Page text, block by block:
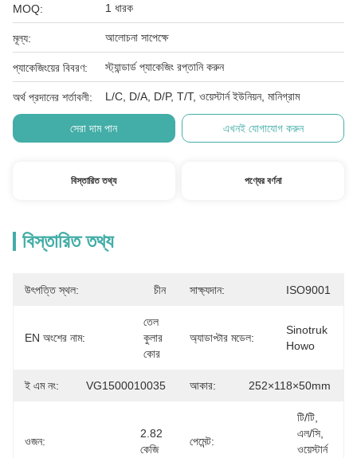
MOQ: 1 ধারক
মূল্য: আলোচনা সাপেক্ষে
প্যাকেজিংয়ের বিবরণ: স্ট্যান্ডার্ড প্যাকেজিং রপ্তানি করুন
অর্থ প্রদানের শর্তাবলী: L/C, D/A, D/P, T/T, ওয়েস্টার্ন ইউনিয়ন, মানিগ্রাম
সেরা দাম পান এখনই যোগাযোগ করুন
বিস্তারিত তথ্য পণ্যের বর্ণনা
বিস্তারিত তথ্য
উৎপত্তি স্থল: চীন সাক্ষ্যদান: ISO9001
EN অংশের নাম:
তেল
কুলার
কোর
অ্যাডাপ্টার মডেল:
Sinotruk
Howo
ই এম নং: VG1500010035 আকার: 252×118×50mm
ওজন:
2.82
কেজি
পেমেন্ট:
টি/টি,
এল/সি,
ওয়েস্টার্ন